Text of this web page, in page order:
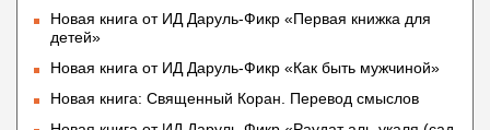
Новая книга от ИД Даруль-Фикр «Первая книжка для
детей»
Новая книга от ИД Даруль-Фикр «Как быть мужчиной»
Новая книга: Священный Коран. Перевод смыслов